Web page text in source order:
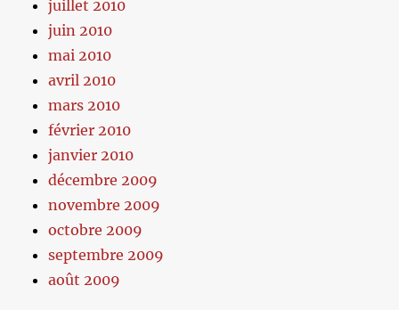
juillet 2010
juin 2010
mai 2010
avril 2010
mars 2010
février 2010
janvier 2010
décembre 2009
novembre 2009
octobre 2009
septembre 2009
août 2009